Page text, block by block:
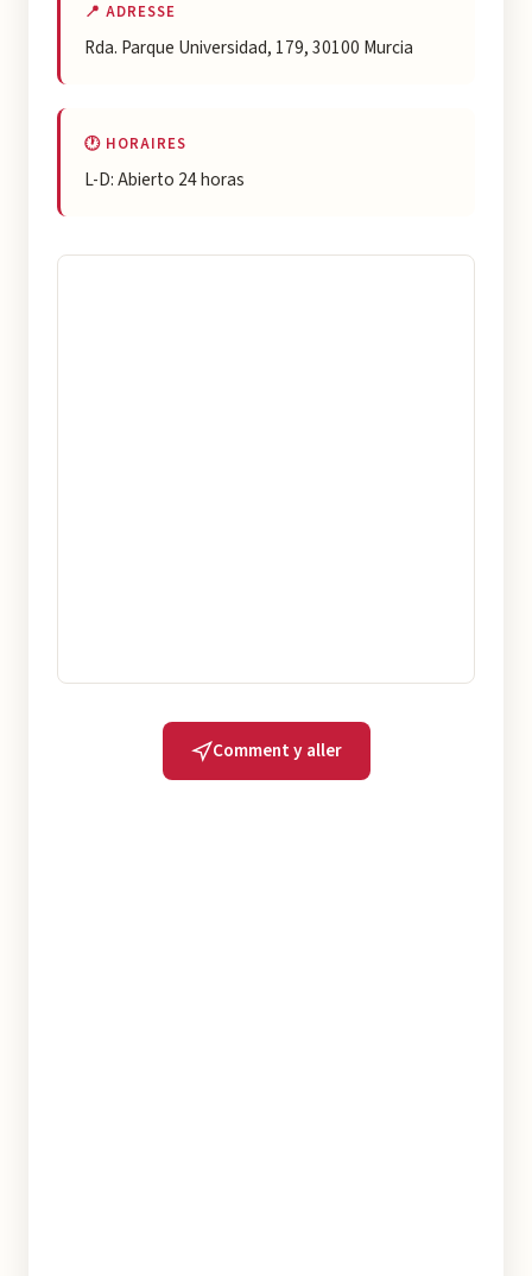
📍 ADRESSE
Rda. Parque Universidad, 179, 30100 Murcia
🕐 HORAIRES
L-D: Abierto 24 horas
Comment y aller